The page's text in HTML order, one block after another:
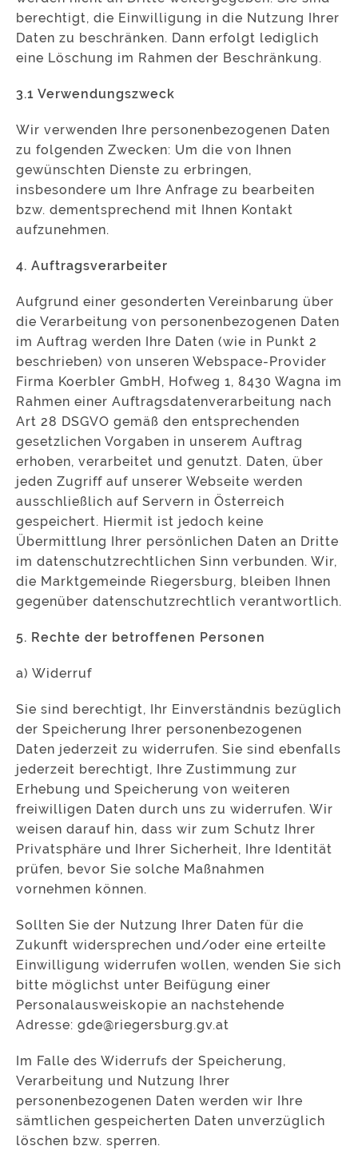
berechtigt, die Einwilligung in die Nutzung Ihrer
Daten zu beschränken. Dann erfolgt lediglich
eine Löschung im Rahmen der Beschränkung.
3.1 Verwendungszweck
Wir verwenden Ihre personenbezogenen Daten
zu folgenden Zwecken: Um die von Ihnen
gewünschten Dienste zu erbringen,
insbesondere um Ihre Anfrage zu bearbeiten
bzw. dementsprechend mit Ihnen Kontakt
aufzunehmen.
4. Auftragsverarbeiter
Aufgrund einer gesonderten Vereinbarung über
die Verarbeitung von personenbezogenen Daten
im Auftrag werden Ihre Daten (wie in Punkt 2
beschrieben) von unseren Webspace-Provider
Firma Koerbler GmbH, Hofweg 1, 8430 Wagna im
Rahmen einer Auftragsdatenverarbeitung nach
Art 28 DSGVO gemäß den entsprechenden
gesetzlichen Vorgaben in unserem Auftrag
erhoben, verarbeitet und genutzt. Daten, über
jeden Zugriff auf unserer Webseite werden
ausschließlich auf Servern in Österreich
gespeichert. Hiermit ist jedoch keine
Übermittlung Ihrer persönlichen Daten an Dritte
im datenschutzrechtlichen Sinn verbunden. Wir,
die Marktgemeinde Riegersburg, bleiben Ihnen
gegenüber datenschutzrechtlich verantwortlich.
5. Rechte der betroffenen Personen
a) Widerruf
Sie sind berechtigt, Ihr Einverständnis bezüglich
der Speicherung Ihrer personenbezogenen
Daten jederzeit zu widerrufen. Sie sind ebenfalls
jederzeit berechtigt, Ihre Zustimmung zur
Erhebung und Speicherung von weiteren
freiwilligen Daten durch uns zu widerrufen. Wir
weisen darauf hin, dass wir zum Schutz Ihrer
Privatsphäre und Ihrer Sicherheit, Ihre Identität
prüfen, bevor Sie solche Maßnahmen
vornehmen können.
Sollten Sie der Nutzung Ihrer Daten für die
Zukunft widersprechen und/oder eine erteilte
Einwilligung widerrufen wollen, wenden Sie sich
bitte möglichst unter Beifügung einer
Personalausweiskopie an nachstehende
Adresse: gde@riegersburg.gv.at
Im Falle des Widerrufs der Speicherung,
Verarbeitung und Nutzung Ihrer
personenbezogenen Daten werden wir Ihre
sämtlichen gespeicherten Daten unverzüglich
löschen bzw. sperren.